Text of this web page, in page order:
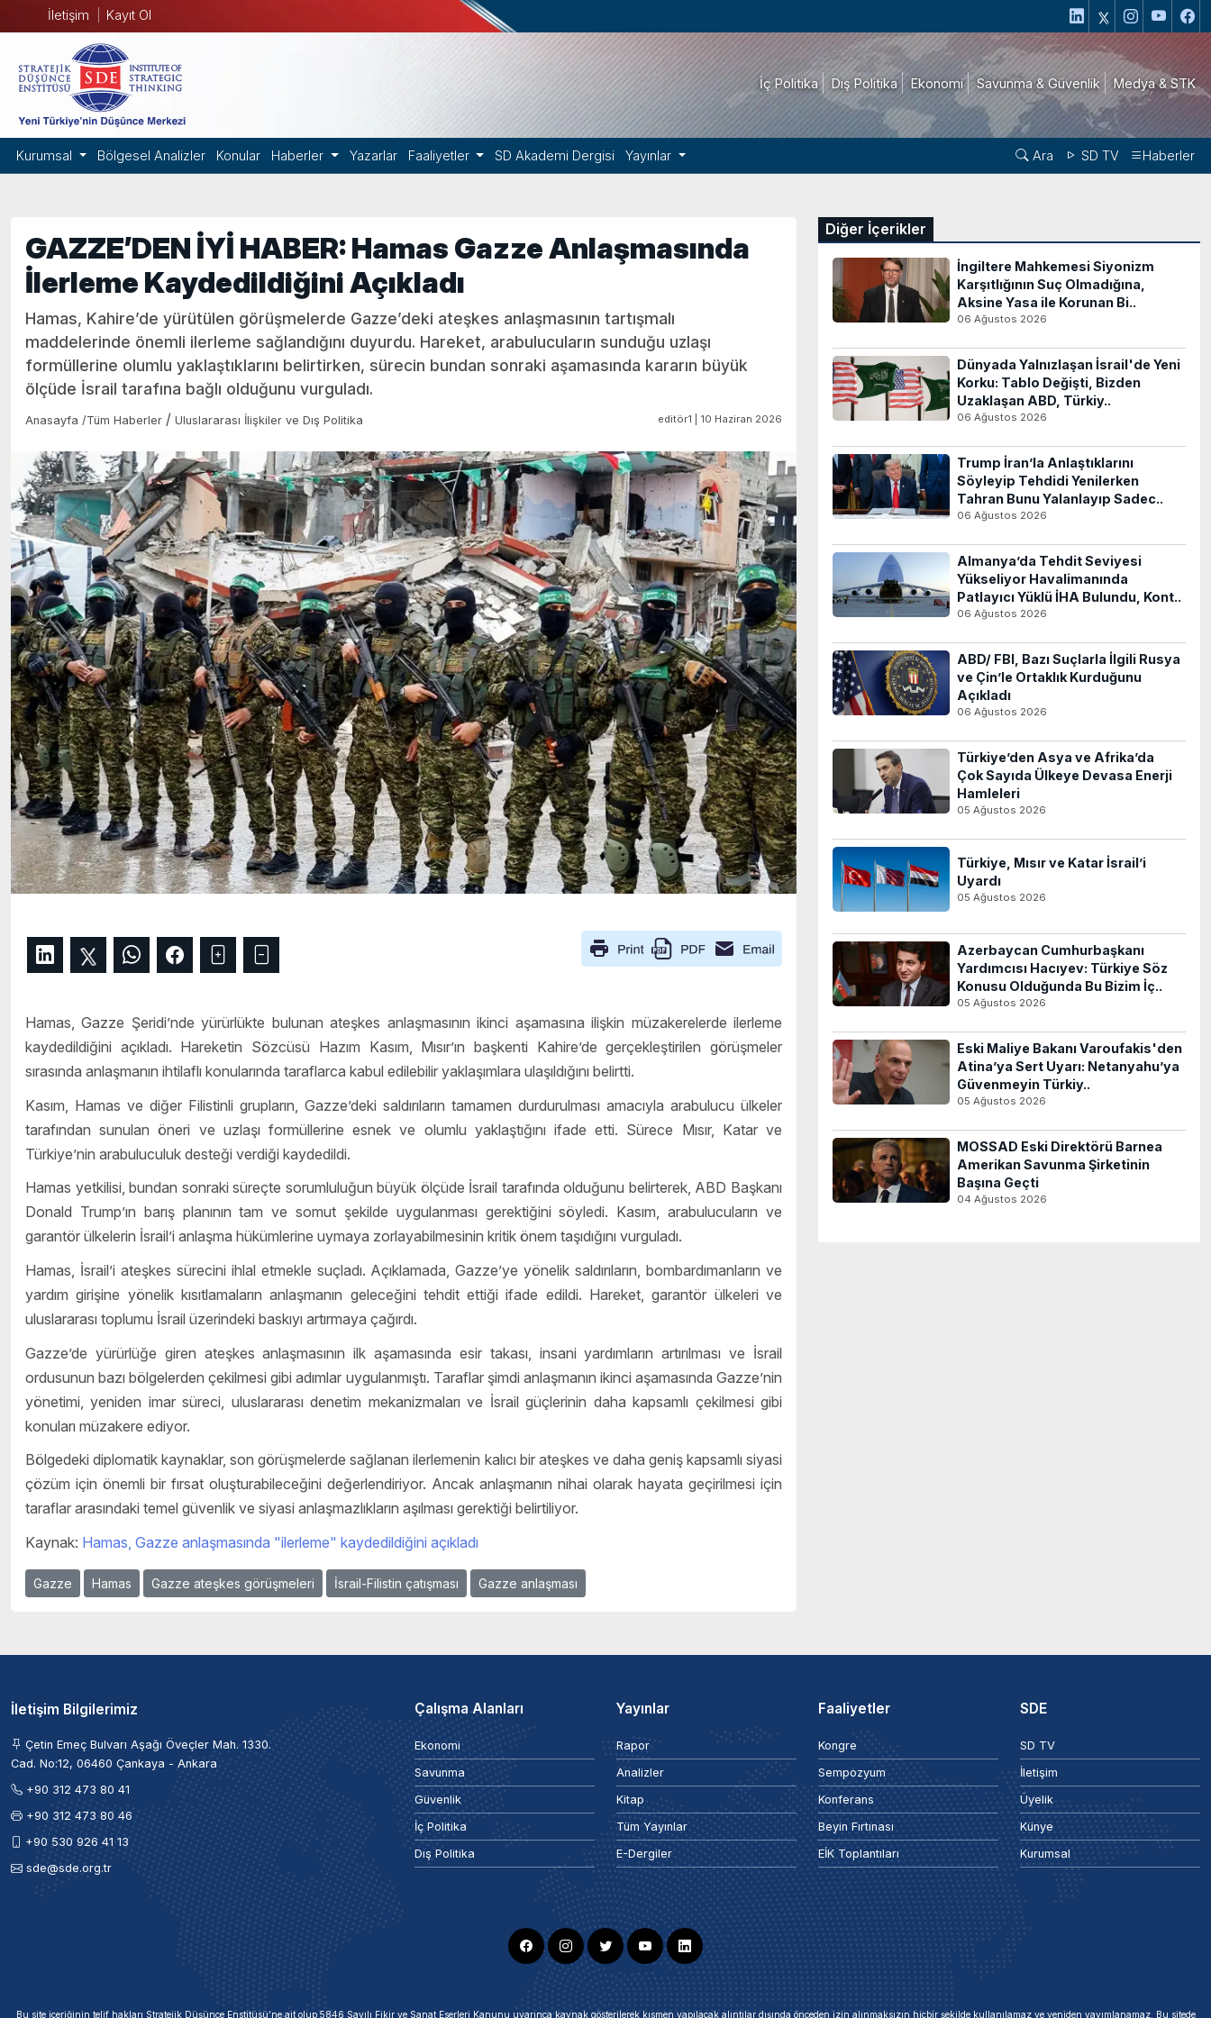
İletişim Kayıt Ol
İç Politika Dış Politika Ekonomi Savunma & Güvenlik Medya & STK
Kurumsal Bölgesel Analizler Konular Haberler Yazarlar Faaliyetler SD Akademi Dergisi Yayınlar Ara SD TV Haberler
GAZZE’DEN İYİ HABER: Hamas Gazze Anlaşmasında
İlerleme Kaydedildiğini Açıkladı
Hamas, Kahire’de yürütülen görüşmelerde Gazze’deki ateşkes anlaşmasının tartışmalı
maddelerinde önemli ilerleme sağlandığını duyurdu. Hareket, arabulucuların sunduğu uzlaşı
formüllerine olumlu yaklaştıklarını belirtirken, sürecin bundan sonraki aşamasında kararın büyük
ölçüde İsrail tarafına bağlı olduğunu vurguladı.
Anasayfa /Tüm Haberler / Uluslararası İlişkiler ve Dış Politika editör1 | 10 Haziran 2026
Hamas, Gazze Şeridi’nde yürürlükte bulunan ateşkes anlaşmasının ikinci aşamasına ilişkin müzakerelerde ilerleme
kaydedildiğini açıkladı. Hareketin Sözcüsü Hazım Kasım, Mısır’ın başkenti Kahire’de gerçekleştirilen görüşmeler
sırasında anlaşmanın ihtilaflı konularında taraflarca kabul edilebilir yaklaşımlara ulaşıldığını belirtti.
Kasım, Hamas ve diğer Filistinli grupların, Gazze’deki saldırıların tamamen durdurulması amacıyla arabulucu ülkeler
tarafından sunulan öneri ve uzlaşı formüllerine esnek ve olumlu yaklaştığını ifade etti. Sürece Mısır, Katar ve
Türkiye’nin arabuluculuk desteği verdiği kaydedildi.
Hamas yetkilisi, bundan sonraki süreçte sorumluluğun büyük ölçüde İsrail tarafında olduğunu belirterek, ABD Başkanı
Donald Trump’ın barış planının tam ve somut şekilde uygulanması gerektiğini söyledi. Kasım, arabulucuların ve
garantör ülkelerin İsrail’i anlaşma hükümlerine uymaya zorlayabilmesinin kritik önem taşıdığını vurguladı.
Hamas, İsrail’i ateşkes sürecini ihlal etmekle suçladı. Açıklamada, Gazze’ye yönelik saldırıların, bombardımanların ve
yardım girişine yönelik kısıtlamaların anlaşmanın geleceğini tehdit ettiği ifade edildi. Hareket, garantör ülkeleri ve
uluslararası toplumu İsrail üzerindeki baskıyı artırmaya çağırdı.
Gazze’de yürürlüğe giren ateşkes anlaşmasının ilk aşamasında esir takası, insani yardımların artırılması ve İsrail
ordusunun bazı bölgelerden çekilmesi gibi adımlar uygulanmıştı. Taraflar şimdi anlaşmanın ikinci aşamasında Gazze’nin
yönetimi, yeniden imar süreci, uluslararası denetim mekanizmaları ve İsrail güçlerinin daha kapsamlı çekilmesi gibi
konuları müzakere ediyor.
Bölgedeki diplomatik kaynaklar, son görüşmelerde sağlanan ilerlemenin kalıcı bir ateşkes ve daha geniş kapsamlı siyasi
çözüm için önemli bir fırsat oluşturabileceğini değerlendiriyor. Ancak anlaşmanın nihai olarak hayata geçirilmesi için
taraflar arasındaki temel güvenlik ve siyasi anlaşmazlıkların aşılması gerektiği belirtiliyor.
Kaynak: Hamas, Gazze anlaşmasında "ilerleme" kaydedildiğini açıkladı
Gazze Hamas Gazze ateşkes görüşmeleri İsrail-Filistin çatışması Gazze anlaşması
Diğer İçerikler
İngiltere Mahkemesi Siyonizm
Karşıtlığının Suç Olmadığına,
Aksine Yasa ile Korunan Bi..
06 Ağustos 2026
Dünyada Yalnızlaşan İsrail'de Yeni
Korku: Tablo Değişti, Bizden
Uzaklaşan ABD, Türkiy..
06 Ağustos 2026
Trump İran’la Anlaştıklarını
Söyleyip Tehdidi Yenilerken
Tahran Bunu Yalanlayıp Sadec..
06 Ağustos 2026
Almanya’da Tehdit Seviyesi
Yükseliyor Havalimanında
Patlayıcı Yüklü İHA Bulundu, Kont..
06 Ağustos 2026
ABD/ FBI, Bazı Suçlarla İlgili Rusya
ve Çin’le Ortaklık Kurduğunu
Açıkladı
06 Ağustos 2026
Türkiye’den Asya ve Afrika’da
Çok Sayıda Ülkeye Devasa Enerji
Hamleleri
05 Ağustos 2026
Türkiye, Mısır ve Katar İsrail’i
Uyardı
05 Ağustos 2026
Azerbaycan Cumhurbaşkanı
Yardımcısı Hacıyev: Türkiye Söz
Konusu Olduğunda Bu Bizim İç..
05 Ağustos 2026
Eski Maliye Bakanı Varoufakis'den
Atina’ya Sert Uyarı: Netanyahu’ya
Güvenmeyin Türkiy..
05 Ağustos 2026
MOSSAD Eski Direktörü Barnea
Amerikan Savunma Şirketinin
Başına Geçti
04 Ağustos 2026
İletişim Bilgilerimiz
Çetin Emeç Bulvarı Aşağı Öveçler Mah. 1330.
Cad. No:12, 06460 Çankaya - Ankara
+90 312 473 80 41
+90 312 473 80 46
+90 530 926 41 13
sde@sde.org.tr
Çalışma Alanları
Ekonomi
Savunma
Güvenlik
İç Politika
Dış Politika
Yayınlar
Rapor
Analizler
Kitap
Tüm Yayınlar
E-Dergiler
Faaliyetler
Kongre
Sempozyum
Konferans
Beyin Fırtınası
EİK Toplantıları
SDE
SD TV
İletişim
Üyelik
Künye
Kurumsal
Bu site içeriğinin telif hakları Stratejik Düşünce Enstitüsü’ne ait olup 5846 Sayılı Fikir ve Sanat Eserleri Kanunu uyarınca kaynak gösterilerek kısmen yapılacak alıntılar dışında önceden izin alınmaksızın hiçbir şekilde kullanılamaz ve yeniden yayımlanamaz. Bu sitede